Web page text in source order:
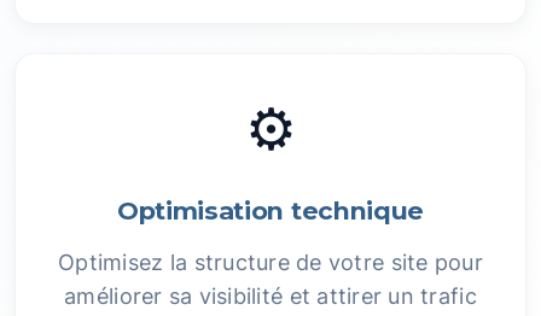
⚙️
Optimisation technique
Optimisez la structure de votre site pour
améliorer sa visibilité et attirer un trafic